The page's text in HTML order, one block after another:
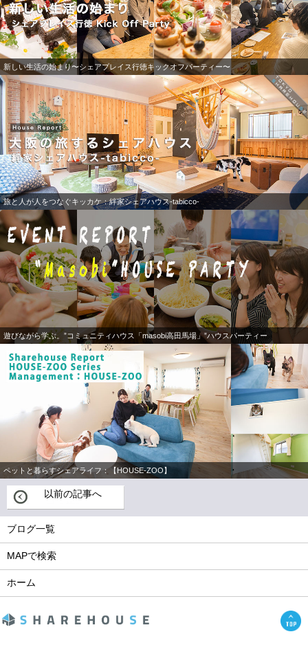
新しい生活の始まり〜シェアプレイス行徳キックオフパーティー〜
旅と人が人をつなぐキッカケ：絆家シェアハウス-tabicco-
遊びながら学ぶ。”コミュニティハウス「masobi高田馬場」”ハウスパーティー
ペットと暮らすシェアライフ：【HOUSE-ZOO】
以前の記事へ
ブログ一覧
MAPで検索
ホーム